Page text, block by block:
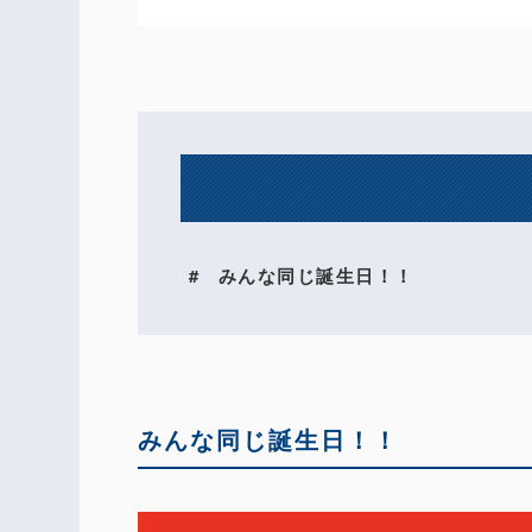
みんな同じ誕生日！！
みんな同じ誕生日！！